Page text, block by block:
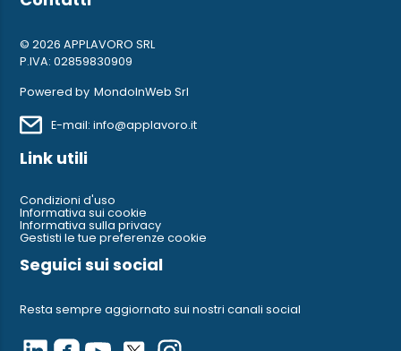
© 2026 APPLAVORO SRL
P.IVA: 02859830909
Powered by MondoInWeb Srl
E-mail: info@applavoro.it
Link utili
Condizioni d'uso
Informativa sui cookie
Informativa sulla privacy
Gestisti le tue preferenze cookie
Seguici sui social
Resta sempre aggiornato sui nostri canali social